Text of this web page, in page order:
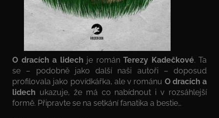
O dracích a lidech je román Terezy Kadečkové. Ta
se – podobně jako další naši autoři – doposud
profilovala jako povídkářka, ale v románu O dracích a
lidech ukazuje, že má co nabídnout i v rozsáhlejší
formě. Připravte se na setkání fanatika a bestie…